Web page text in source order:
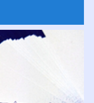
einseitig oder
nach Ihren